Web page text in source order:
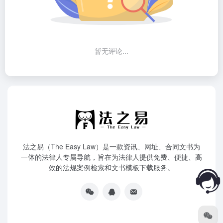
暂无评论...
法之易（The Easy Law）是一款资讯、网址、合同文书为
一体的法律人专属导航，旨在为法律人提供免费、便捷、高
效的法规案例检索和文书模板下载服务。